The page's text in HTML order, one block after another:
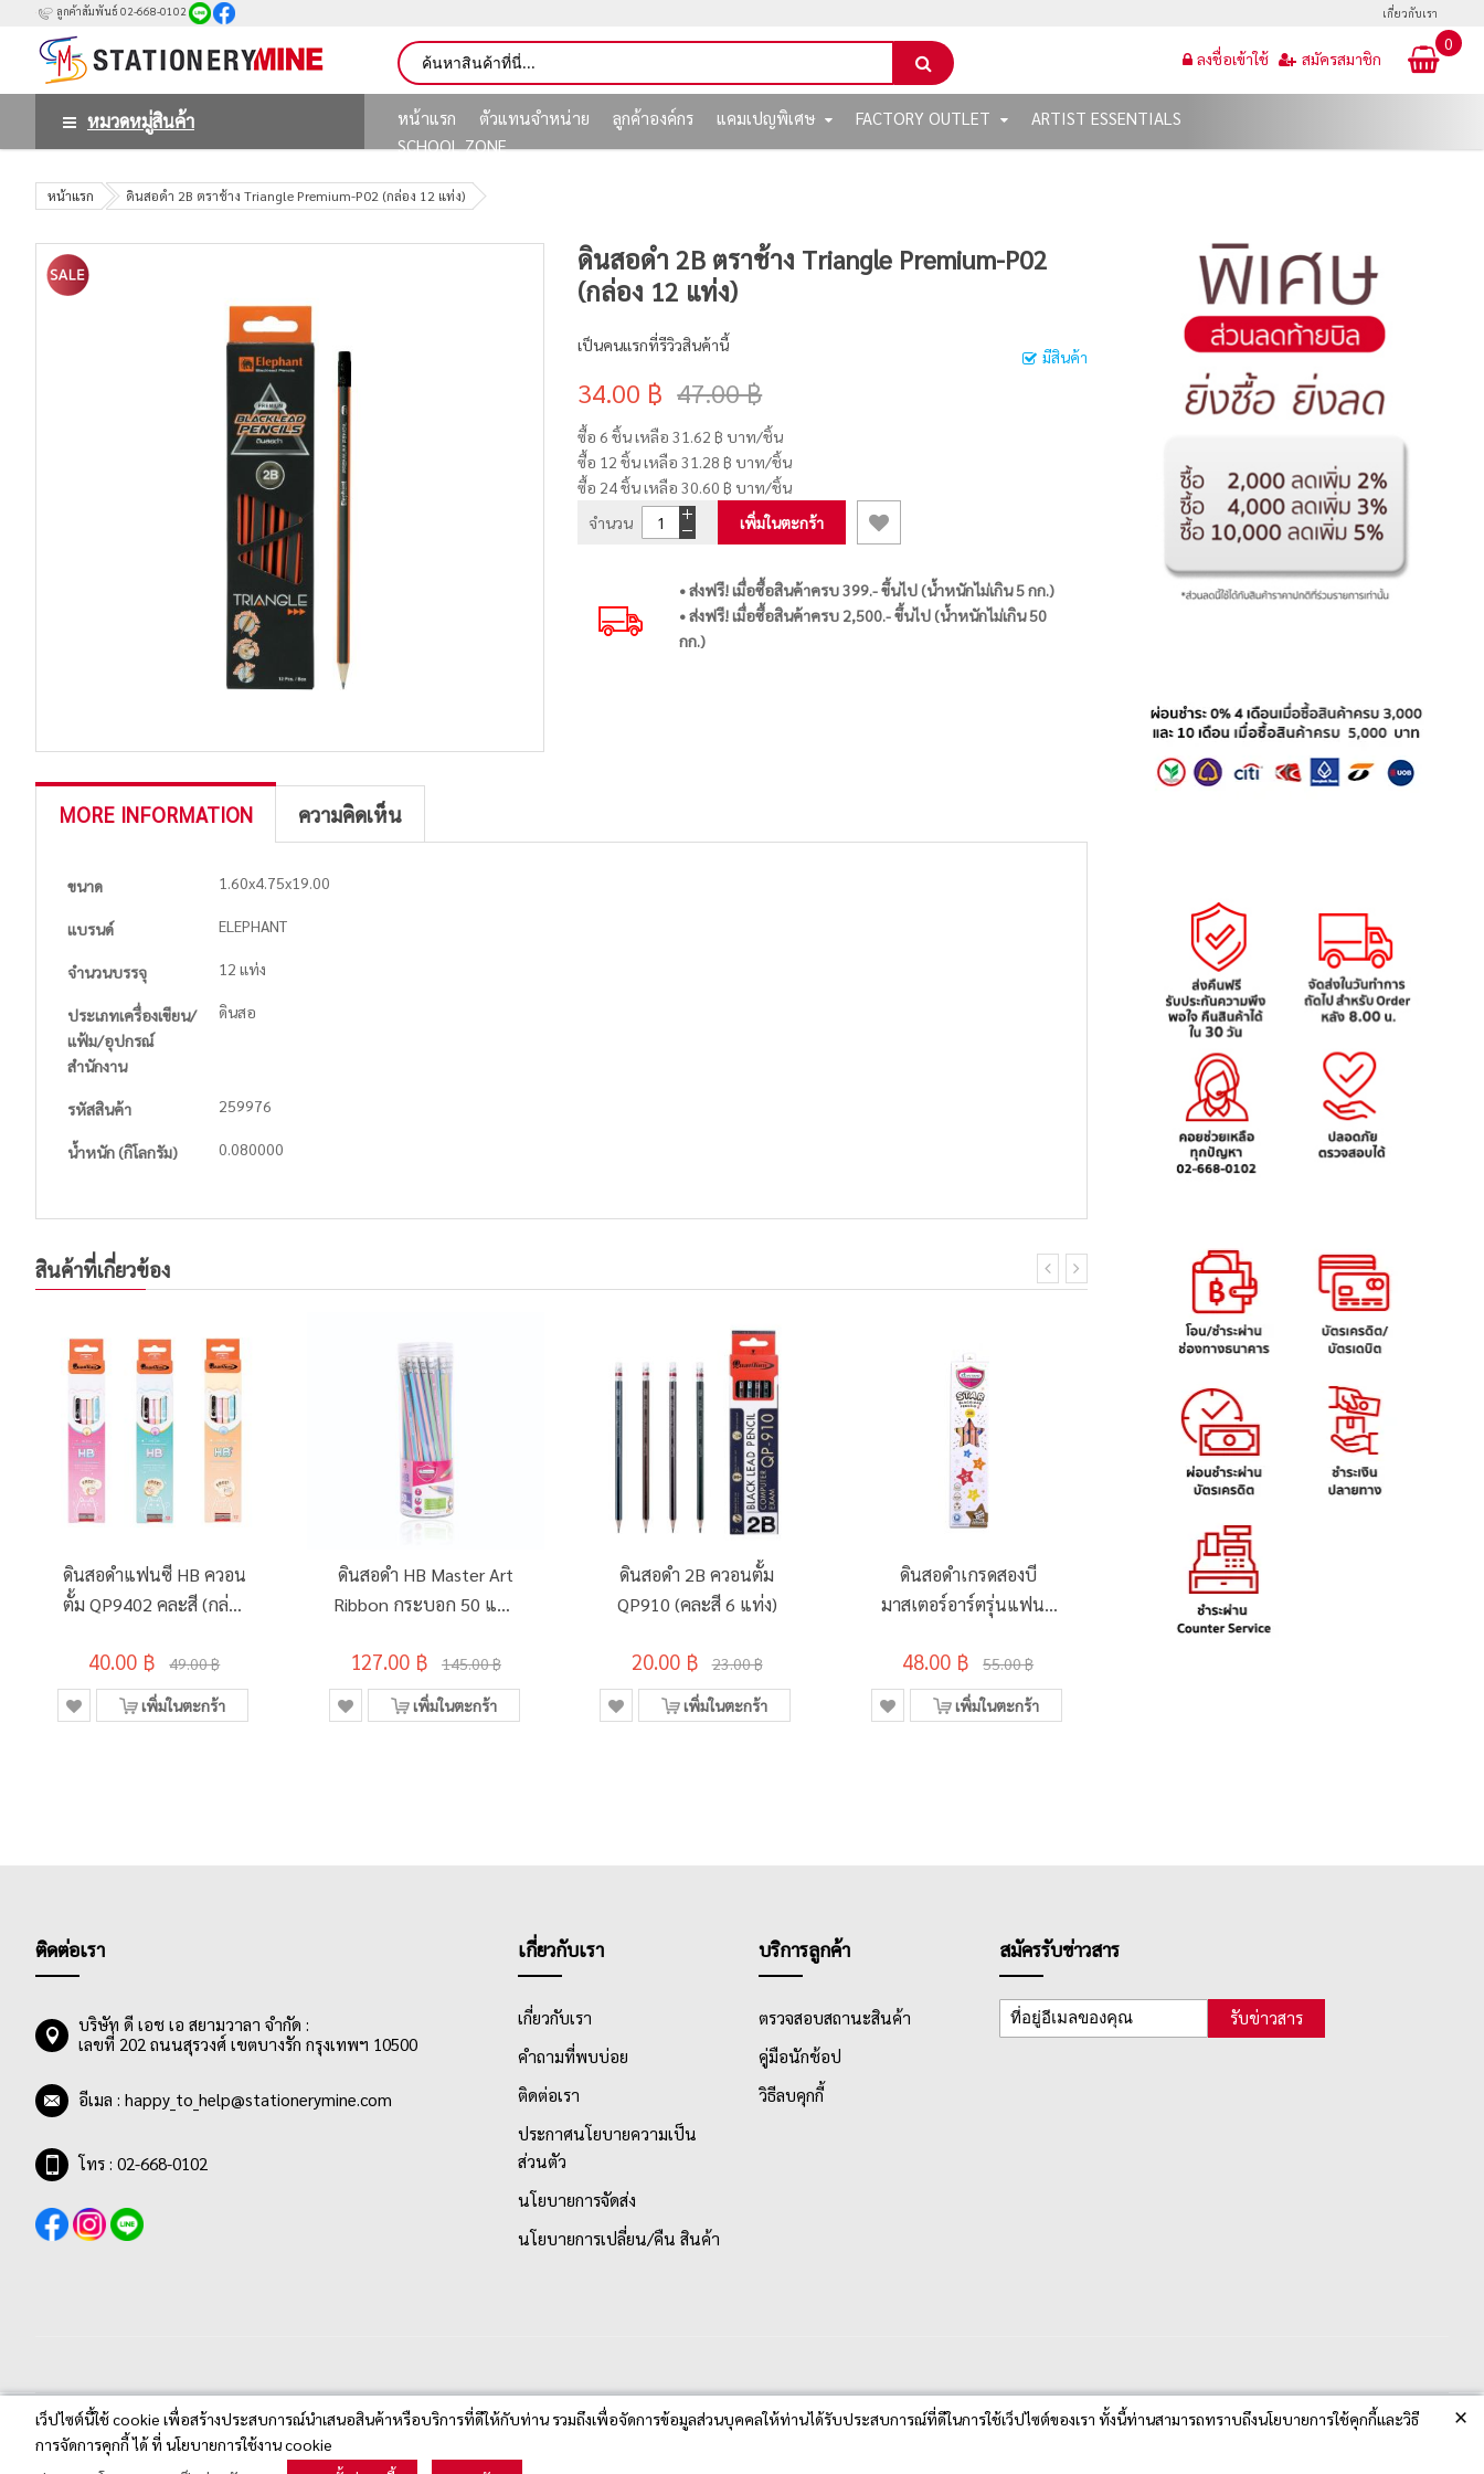
ลูกค้าสัมพันธ์ 02-668-0102 เกี่ยวกับเรา
0
ลงชื่อเข้าใช้ สมัครสมาชิก
หมวดหมู่สินค้า หน้าแรก ตัวแทนจำหน่าย ลูกค้าองค์กร แคมเปญพิเศษ FACTORY OUTLET
ARTIST ESSENTIALS
SCHOOL ZONE
หน้าแรก ดินสอดำ 2B ตราช้าง Triangle Premium-P02 (กล่อง 12 แท่ง)
เว็ปไซต์นี้ใช้ cookie เพื่อสร้างประสบการณ์นำเสนอสินค้าหรือบริการที่ดีให้กับท่าน รวมถึงเพื่อจัดการข้อมูลส่วนบุคคลให้ท่านได้รับประสบการณ์ที่ดีในการใช้เว็ปไซต์ของเรา ทั้งนี้ท่านสามารถทราบถึงนโยบายการใช้คุกกี้และวิธี
การจัดการคุกกี้ ได้ ที่ นโยบายการใช้งาน cookie
×
ดินสอดำ 2B ตราช้าง Triangle Premium-P02
(กล่อง 12 แท่ง)
มีสินค้า
เป็นคนแรกที่รีวิวสินค้านี้
34.00 ฿ 47.00 ฿
ซื้อ 6 ชิ้น เหลือ31.62 ฿ บาท/ชิ้น
ซื้อ 12 ชิ้น เหลือ31.28 ฿ บาท/ชิ้น
ซื้อ 24 ชิ้น เหลือ30.60 ฿ บาท/ชิ้น
จำนวน
เพิ่มในตะกร้า
• ส่งฟรี! เมื่อซื้อสินค้าครบ 399.- ขึ้นไป (น้ำหนักไม่เกิน 5 กก.)
• ส่งฟรี! เมื่อซื้อสินค้าครบ 2,500.- ขึ้นไป (น้ำหนักไม่เกิน 50
กก.)
MORE INFORMATION ความคิดเห็น
ขนาด 1.60x4.75x19.00
แบรนด์ ELEPHANT
จำนวนบรรจุ 12 แท่ง
ประเภทเครื่องเขียน/
แฟ้ม/อุปกรณ์
สำนักงาน
ดินสอ
รหัสสินค้า 259976
น้ำหนัก (กิโลกรัม) 0.080000
สินค้าที่เกี่ยวข้อง
ดินสอดำแฟนซี HB ควอน
ตั้ม QP9402 คละสี (กล่อง
40.00 ฿ 49.00 ฿
เพิ่มในตะกร้า
ดินสอดำ HB Master Art
Ribbon กระบอก 50 แท่ง
127.00 ฿ 145.00 ฿
เพิ่มในตะกร้า
ดินสอดำ 2B ควอนตั้ม
QP910 (คละสี 6 แท่ง)
20.00 ฿ 23.00 ฿
เพิ่มในตะกร้า
ดินสอดำเกรดสองบี
มาสเตอร์อาร์ตรุ่นแฟนซี
48.00 ฿ 55.00 ฿
เพิ่มในตะกร้า
ดินสอดำ HB ควอนตั้ม
QP940 (50ด้าม/กระบอก)
คละสี
ติดต่อเรา
บริษัท ดี เอช เอ สยามวาลา จำกัด :
เลขที่ 202 ถนนสุรวงศ์ เขตบางรัก กรุงเทพฯ 10500
อีเมล : happy_to_help@stationerymine.com
โทร : 02-668-0102
เกี่ยวกับเรา
เกี่ยวกับเรา
คำถามที่พบบ่อย
ติดต่อเรา
ประกาศนโยบายความเป็น
ส่วนตัว
นโยบายการจัดส่ง
นโยบายการเปลี่ยน/คืน สินค้า
บริการลูกค้า
ตรวจสอบสถานะสินค้า
คู่มือนักช้อป
วิธีลบคุกกี้
สมัครรับข่าวสาร
รับข่าวสาร
Stationerymine.com © 2020 All Rights Reserved.